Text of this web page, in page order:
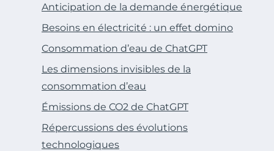
Anticipation de la demande énergétique
Besoins en électricité : un effet domino
Consommation d’eau de ChatGPT
Les dimensions invisibles de la
consommation d’eau
Émissions de CO2 de ChatGPT
Répercussions des évolutions
technologiques